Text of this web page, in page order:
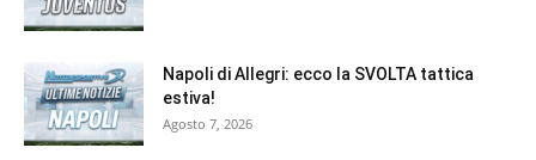
Napoli di Allegri: ecco la SVOLTA tattica
estiva!
Agosto 7, 2026